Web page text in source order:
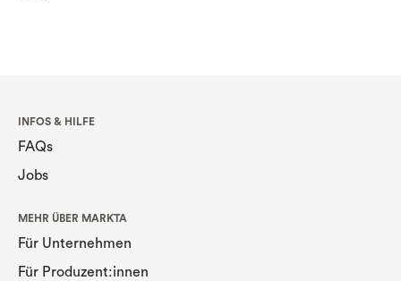
INFOS & HILFE
FAQs
Jobs
MEHR ÜBER MARKTA
Für Unternehmen
Für Produzent:innen